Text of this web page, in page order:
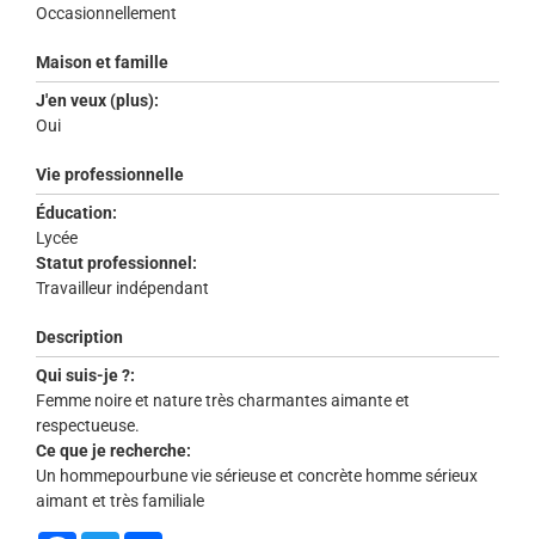
Occasionnellement
Maison et famille
J'en veux (plus):
Oui
Vie professionnelle
Éducation:
Lycée
Statut professionnel:
Travailleur indépendant
Description
Qui suis-je ?:
Femme noire et nature très charmantes aimante et
respectueuse.
Ce que je recherche:
Un hommepourbune vie sérieuse et concrète homme sérieux
aimant et très familiale